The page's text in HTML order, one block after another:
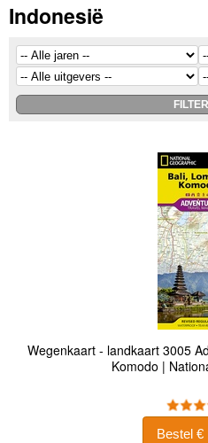
Indonesië
Wegenkaart - landkaart 3005
Komodo |